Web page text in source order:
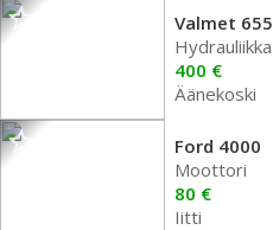
Valmet 655
Hydrauliikka
400 €
Äänekoski
Ford 4000
Moottori
80 €
Iitti